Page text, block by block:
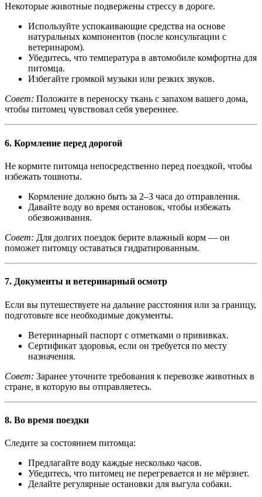
Некоторые животные подвержены стрессу в дороге.
Используйте успокаивающие средства на основе
натуральных компонентов (после консультации с
ветеринаром).
Убедитесь, что температура в автомобиле комфортна для
питомца.
Избегайте громкой музыки или резких звуков.
Совет: Положите в переноску ткань с запахом вашего дома,
чтобы питомец чувствовал себя увереннее.
6. Кормление перед дорогой
Не кормите питомца непосредственно перед поездкой, чтобы
избежать тошноты.
Кормление должно быть за 2–3 часа до отправления.
Давайте воду во время остановок, чтобы избежать
обезвоживания.
Совет: Для долгих поездок берите влажный корм — он
поможет питомцу оставаться гидратированным.
7. Документы и ветеринарный осмотр
Если вы путешествуете на дальние расстояния или за границу,
подготовьте все необходимые документы.
Ветеринарный паспорт с отметками о прививках.
Сертификат здоровья, если он требуется по месту
назначения.
Совет: Заранее уточните требования к перевозке животных в
стране, в которую вы отправляетесь.
8. Во время поездки
Следите за состоянием питомца:
Предлагайте воду каждые несколько часов.
Убедитесь, что питомец не перегревается и не мёрзнет.
Делайте регулярные остановки для выгула собаки.